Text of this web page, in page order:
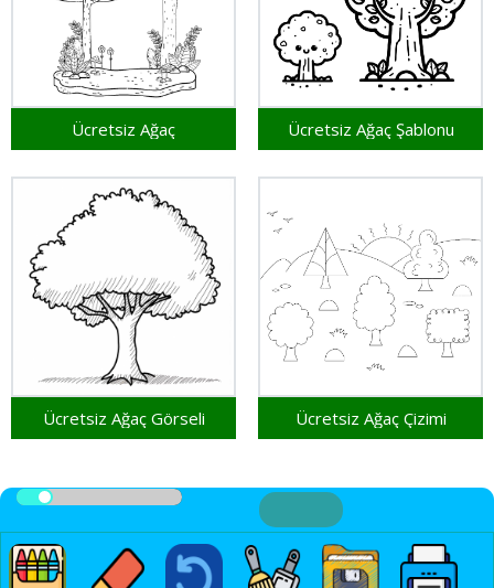
Ücretsiz Ağaç Ücretsiz Ağaç Şablonu
Ücretsiz Ağaç Görseli Ücretsiz Ağaç Çizimi